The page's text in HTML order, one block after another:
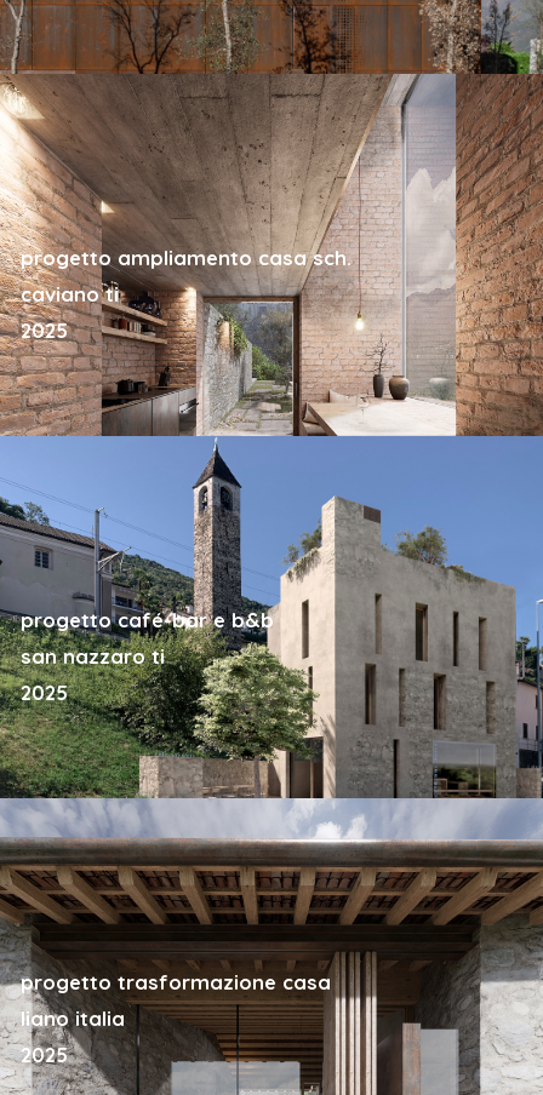
progetto ampliamento casa sch.
caviano ti
2025
progetto café-bar e b&b
san nazzaro ti
2025
progetto trasformazione casa
liano italia
2025